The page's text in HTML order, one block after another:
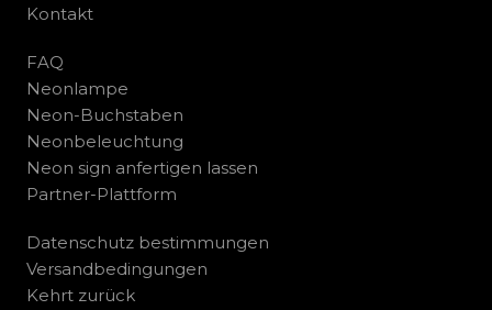
Kontakt
FAQ
Neonlampe
Neon-Buchstaben
Neonbeleuchtung
Neon sign anfertigen lassen
Partner-Plattform
Datenschutz bestimmungen
Versandbedingungen
Kehrt zurück